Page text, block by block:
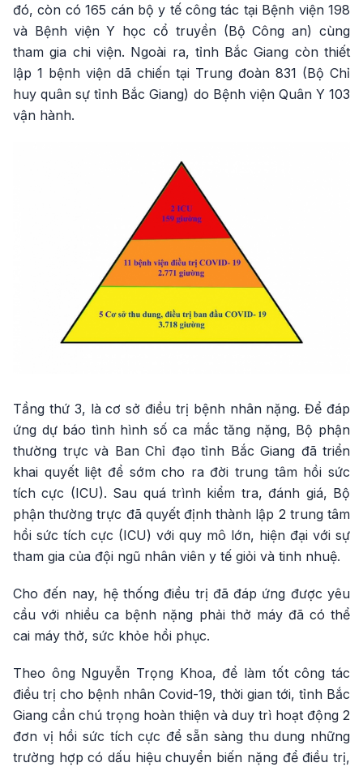
đó, còn có 165 cán bộ y tế công tác tại Bệnh viện 198
và Bệnh viện Y học cổ truyền (Bộ Công an) cùng
tham gia chi viện. Ngoài ra, tỉnh Bắc Giang còn thiết
lập 1 bệnh viện dã chiến tại Trung đoàn 831 (Bộ Chỉ
huy quân sự tỉnh Bắc Giang) do Bệnh viện Quân Y 103
vận hành.
Tầng thứ 3, là cơ sở điều trị bệnh nhân nặng. Để đáp
ứng dự báo tình hình số ca mắc tăng nặng, Bộ phận
thường trực và Ban Chỉ đạo tỉnh Bắc Giang đã triển
khai quyết liệt để sớm cho ra đời trung tâm hồi sức
tích cực (ICU). Sau quá trình kiểm tra, đánh giá, Bộ
phận thường trực đã quyết định thành lập 2 trung tâm
hồi sức tích cực (ICU) với quy mô lớn, hiện đại với sự
tham gia của đội ngũ nhân viên y tế giỏi và tinh nhuệ.
Cho đến nay, hệ thống điều trị đã đáp ứng được yêu
cầu với nhiều ca bệnh nặng phải thở máy đã có thể
cai máy thở, sức khỏe hồi phục.
Theo ông Nguyễn Trọng Khoa, để làm tốt công tác
điều trị cho bệnh nhân Covid-19, thời gian tới, tỉnh Bắc
Giang cần chú trọng hoàn thiện và duy trì hoạt động 2
đơn vị hồi sức tích cực để sẵn sàng thu dung những
trường hợp có dấu hiệu chuyển biến nặng để điều trị,